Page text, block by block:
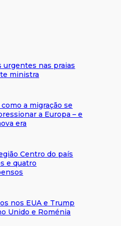
urgentes nas praias
ministra
a migração se
a Europa – e
era
Centro do país
e quatro
nos EUA e Trump
Unido e Roménia